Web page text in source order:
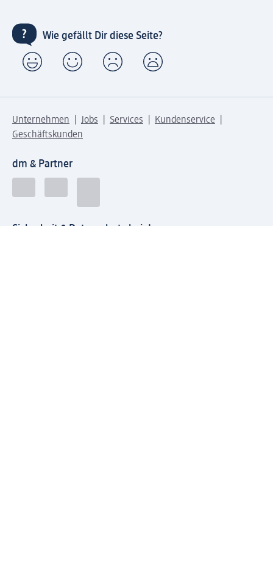
Wie gefällt Dir diese Seite?
Unternehmen Jobs Services
Kundenservice
Geschäftskunden
dm & Partner
Sicherheit & Datenschutz bei dm